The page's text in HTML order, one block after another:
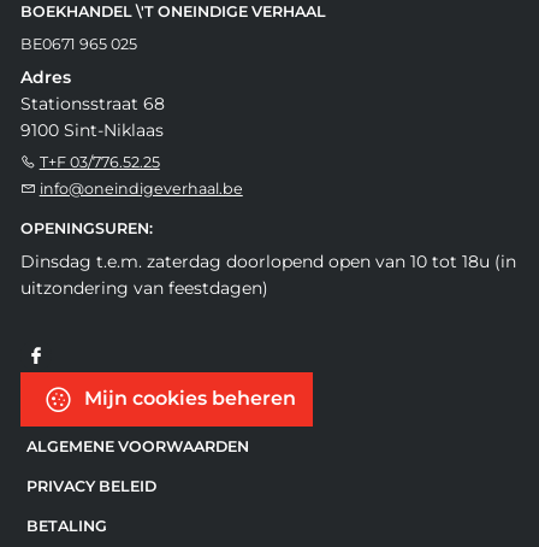
BOEKHANDEL \'T ONEINDIGE VERHAAL
BE0671 965 025
Adres
Stationsstraat 68
9100 Sint-Niklaas
T+F 03/776.52.25
info@oneindigeverhaal.be
OPENINGSUREN:
Dinsdag t.e.m. zaterdag doorlopend open van 10 tot 18u (in
uitzondering van feestdagen)
Mijn cookies beheren
ALGEMENE VOORWAARDEN
PRIVACY BELEID
BETALING